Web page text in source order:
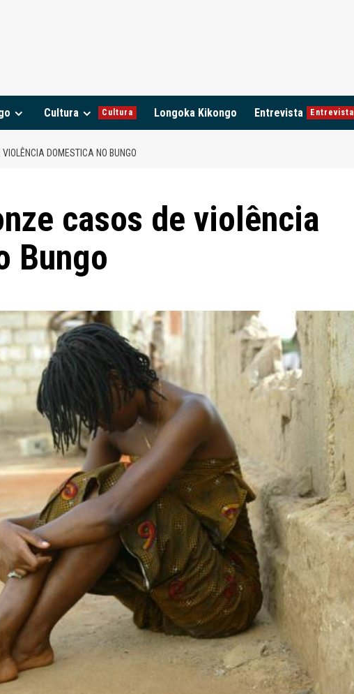
Cultura Cultura Longoka Kikongo Entrevista Entrevista
DOMESTICA NO BUNGO
casos de violência
Bungo